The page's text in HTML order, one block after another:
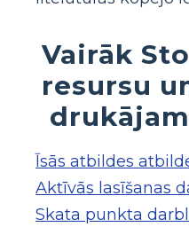
Vairāk
resursu
Īsās atbildes
Aktīvās lasīšanas
Skata punkta